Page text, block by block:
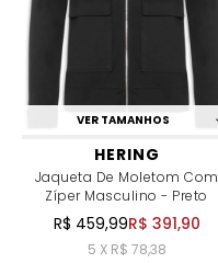
VER TAMANHOS
HERING
Jaqueta De Moletom Com
Zíper Masculino - Preto
R$ 459,99R$ 391,90
5 X R$ 78,38